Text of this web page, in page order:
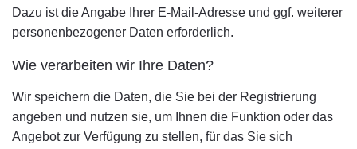
Dazu ist die Angabe Ihrer E-Mail-Adresse und ggf. weiterer
personenbezogener Daten erforderlich.
Wie verarbeiten wir Ihre Daten?
Wir speichern die Daten, die Sie bei der Registrierung
angeben und nutzen sie, um Ihnen die Funktion oder das
Angebot zur Verfügung zu stellen, für das Sie sich